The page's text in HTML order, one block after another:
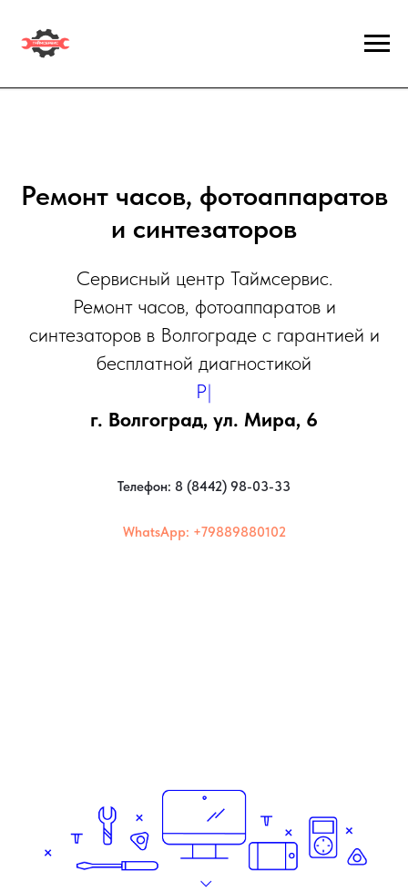
Ремонт часов, фотоаппаратов
и синтезаторов
Сервисный центр Таймсервис.
Ремонт часов, фотоаппаратов и
синтезаторов в Волгограде с гарантией и
бесплатной диагностикой
Ремонт Вашего си
г. Волгоград, ул. Мира, 6
Телефон: 8 (8442) 98-03-33
WhatsApp: +79889880102